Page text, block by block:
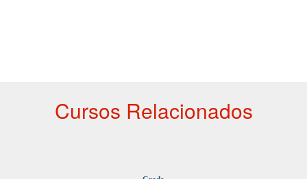
Cursos Relacionados